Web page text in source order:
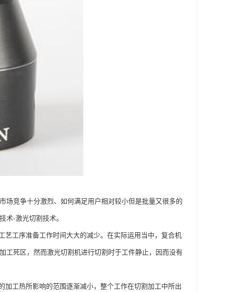
场竞争十分激烈、如何满足用户相对较小但是批量又很多的
术-激光切割技术。
艺工序准备工作时间大大的减少。在实际运用当中，复合机
工死区，然而激光切割机进行切割时于工件静止，因而没有
工热所影响的范围逐渐减小，整个工作在切割加工中所出